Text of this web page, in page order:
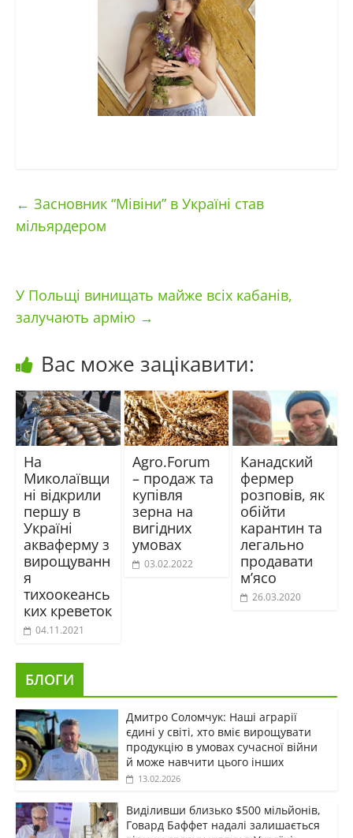
← Засновник “Мівіни” в Україні став
мільярдером
У Польщі винищать майже всіх кабанів,
залучають армію →
Вас може зацікавити:
На
Миколаївщи
ні відкрили
першу в
Україні
акваферму з
вирощуванн
я
тихоокеансь
ких креветок
04.11.2021
Agro.Forum
– продаж та
купівля
зерна на
вигідних
умовах
03.02.2022
Канадский
фермер
розповів, як
обійти
карантин та
легально
продавати
м’ясо
26.03.2020
БЛОГИ
Дмитро Соломчук: Наші аграрії
єдині у світі, хто вміє вирощувати
продукцію в умовах сучасної війни
й може навчити цього інших
13.02.2026
Виділивши близько $500 мільйонів,
Говард Баффет надалі залишається